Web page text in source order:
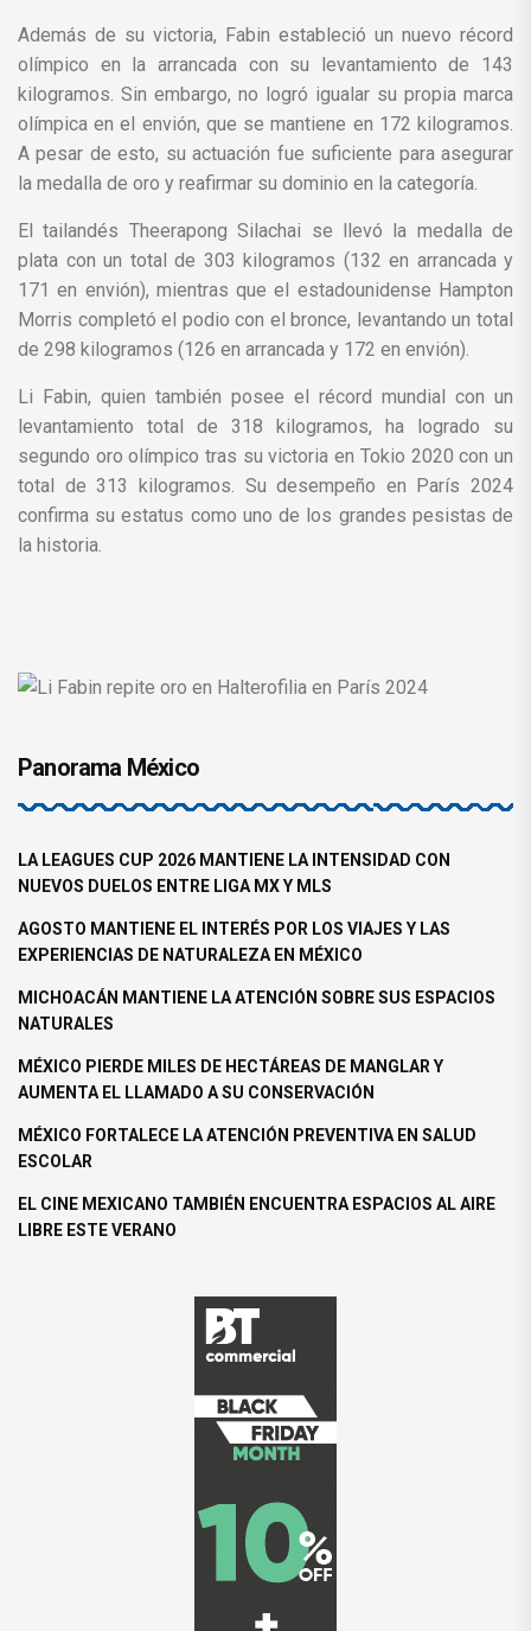
Además de su victoria, Fabin estableció un nuevo récord
olímpico en la arrancada con su levantamiento de 143
kilogramos. Sin embargo, no logró igualar su propia marca
olímpica en el envión, que se mantiene en 172 kilogramos.
A pesar de esto, su actuación fue suficiente para asegurar
la medalla de oro y reafirmar su dominio en la categoría.
El tailandés Theerapong Silachai se llevó la medalla de
plata con un total de 303 kilogramos (132 en arrancada y
171 en envión), mientras que el estadounidense Hampton
Morris completó el podio con el bronce, levantando un total
de 298 kilogramos (126 en arrancada y 172 en envión).
Li Fabin, quien también posee el récord mundial con un
levantamiento total de 318 kilogramos, ha logrado su
segundo oro olímpico tras su victoria en Tokio 2020 con un
total de 313 kilogramos. Su desempeño en París 2024
confirma su estatus como uno de los grandes pesistas de
la historia.
Panorama México
LA LEAGUES CUP 2026 MANTIENE LA INTENSIDAD CON
NUEVOS DUELOS ENTRE LIGA MX Y MLS
AGOSTO MANTIENE EL INTERÉS POR LOS VIAJES Y LAS
EXPERIENCIAS DE NATURALEZA EN MÉXICO
MICHOACÁN MANTIENE LA ATENCIÓN SOBRE SUS ESPACIOS
NATURALES
MÉXICO PIERDE MILES DE HECTÁREAS DE MANGLAR Y
AUMENTA EL LLAMADO A SU CONSERVACIÓN
MÉXICO FORTALECE LA ATENCIÓN PREVENTIVA EN SALUD
ESCOLAR
EL CINE MEXICANO TAMBIÉN ENCUENTRA ESPACIOS AL AIRE
LIBRE ESTE VERANO